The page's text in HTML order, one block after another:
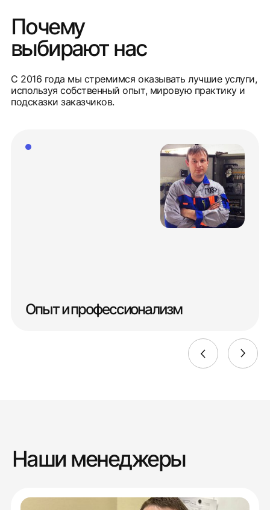
Почему
выбирают нас
С 2016 года мы стремимся оказывать лучшие услуги,
используя собственный опыт, мировую практику и
подсказки заказчиков.
Опыт и профессионализм
Наши менеджеры